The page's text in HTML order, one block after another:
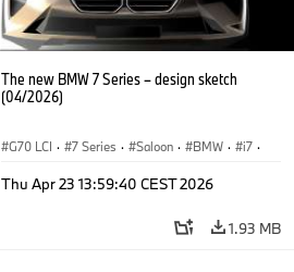
The new BMW 7 Series – design sketch
(04/2026)
G70 LCI · 7 Series · Saloon · BMW · i7 ·
Thu Apr 23 13:59:40 CEST 2026
1.93 MB